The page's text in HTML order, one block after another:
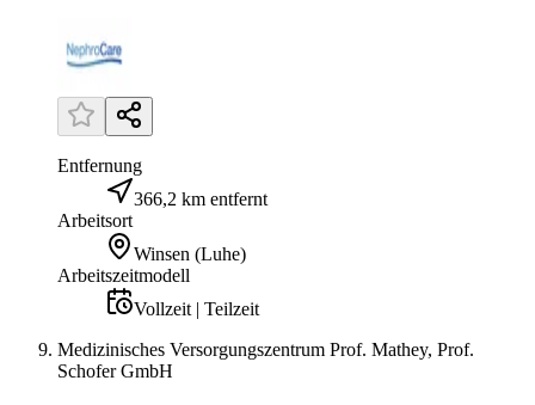
Entfernung
366,2 km entfernt
Arbeitsort
Winsen (Luhe)
Arbeitszeitmodell
Vollzeit | Teilzeit
Medizinisches Versorgungszentrum Prof. Mathey, Prof.
Schofer GmbH